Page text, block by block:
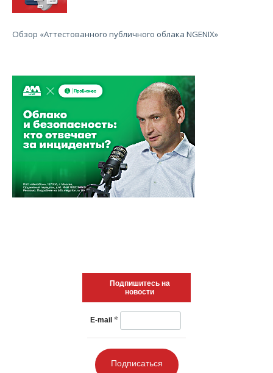
Обзор «Аттестованного публичного облака NGENIX»
Подпишитесь на
новости
E-mail *
Подписаться